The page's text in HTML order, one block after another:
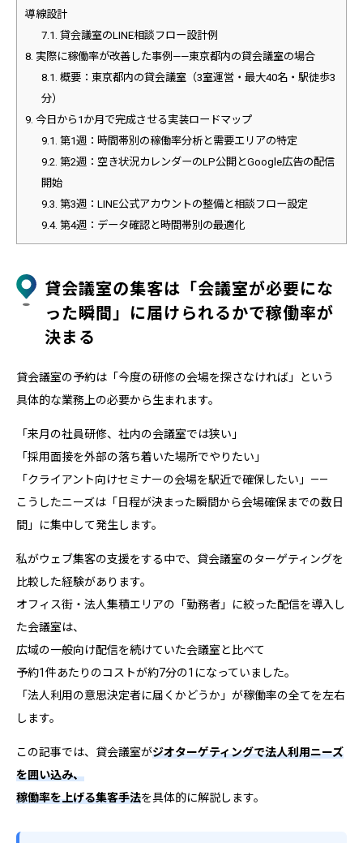
導線設計
7.1. 貸会議室のLINE相談フロー設計例
8. 実際に稼働率が改善した事例——東京都内の貸会議室の場合
8.1. 概要：東京都内の貸会議室（3室運営・最大40名・駅徒歩3
分）
9. 今日から1か月で完成させる実装ロードマップ
9.1. 第1週：時間帯別の稼働率分析と需要エリアの特定
9.2. 第2週：空き状況カレンダーのLP公開とGoogle広告の配信
開始
9.3. 第3週：LINE公式アカウントの整備と相談フロー設定
9.4. 第4週：データ確認と時間帯別の最適化
貸会議室の集客は「会議室が必要にな
った瞬間」に届けられるかで稼働率が
決まる
貸会議室の予約は「今度の研修の会場を探さなければ」という
具体的な業務上の必要から生まれます。
「来月の社員研修、社内の会議室では狭い」
「採用面接を外部の落ち着いた場所でやりたい」
「クライアント向けセミナーの会場を駅近で確保したい」——
こうしたニーズは「日程が決まった瞬間から会場確保までの数日
間」に集中して発生します。
私がウェブ集客の支援をする中で、貸会議室のターゲティングを
比較した経験があります。
オフィス街・法人集積エリアの「勤務者」に絞った配信を導入し
た会議室は、
広域の一般向け配信を続けていた会議室と比べて
予約1件あたりのコストが約7分の1になっていました。
「法人利用の意思決定者に届くかどうか」が稼働率の全てを左右
します。
この記事では、貸会議室がジオターゲティングで法人利用ニーズ
を囲い込み、
稼働率を上げる集客手法を具体的に解説します。